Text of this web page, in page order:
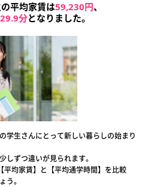
平均家賃は59,230円、
29.9分となりました。
学生さんにとって新しい暮らしの始まり
しずつ違いが見られます。
均家賃】と【平均通学時間】を比較
う。